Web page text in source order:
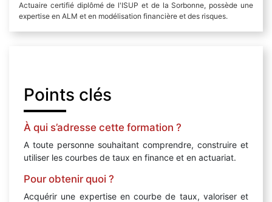
Actuaire certifié diplômé de l'ISUP et de la Sorbonne, possède une
expertise en ALM et en modélisation financière et des risques.
Points clés
À qui s’adresse cette formation ?
A toute personne souhaitant comprendre, construire et
utiliser les courbes de taux en finance et en actuariat.
Pour obtenir quoi ?
Acquérir une expertise en courbe de taux, valoriser et